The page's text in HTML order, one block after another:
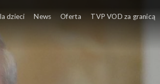
dzieci News Oferta TVP VOD za granicą